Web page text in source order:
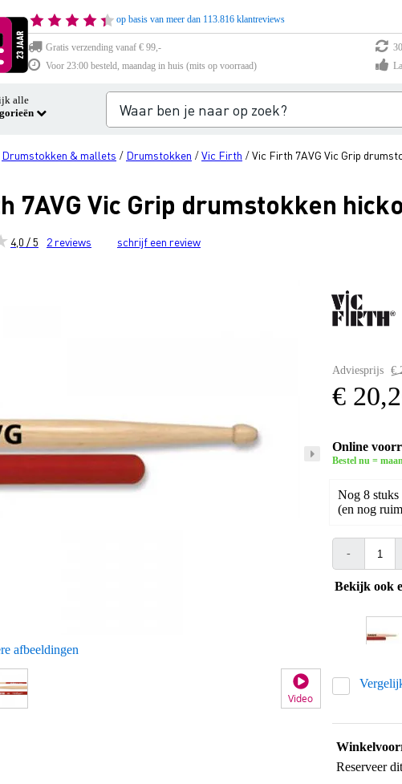
op basis van meer dan 113.816 klantreviews
Gratis verzending vanaf € 99,-
Voor 23:00 besteld, maandag in huis (mits op voorraad)
alle
Drumstokken & mallets / Drumstokken /Vic Firth /Vic Firth 7AVG Vic Grip
7AVG Vic Grip drumstokken
4,0 / 5 2reviews schrijf een review
afbeeldingen
Video
Adviesprijs €
€
Online
Bestel nu =
Nog 8 stuks
(en nog
-
Bekijk ook
Reserveer